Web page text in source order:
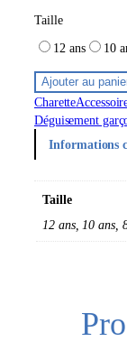
Taille
12 ans
10
Ajouter au
Charette
Déguisement
Informations
Taille
12 ans, 10 ans,